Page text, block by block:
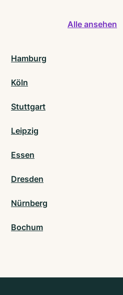
Alle ansehen
Hamburg
Köln
Stuttgart
Leipzig
Essen
Dresden
Nürnberg
Bochum